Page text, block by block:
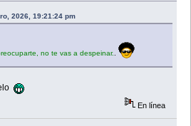
2026, 19:21:24 pm
no te vas a despeinar..
En línea